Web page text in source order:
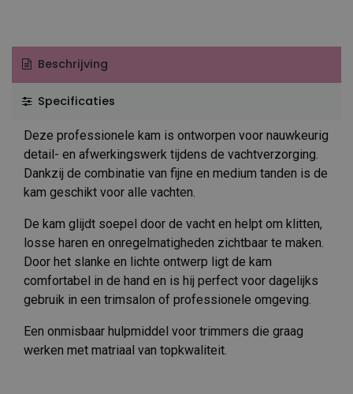
Beschrijving
Specificaties
Deze professionele kam is ontworpen voor nauwkeurig
detail- en afwerkingswerk tijdens de vachtverzorging.
Dankzij de combinatie van fijne en medium tanden is de
kam geschikt voor alle vachten.
De kam glijdt soepel door de vacht en helpt om klitten,
losse haren en onregelmatigheden zichtbaar te maken.
Door het slanke en lichte ontwerp ligt de kam
comfortabel in de hand en is hij perfect voor dagelijks
gebruik in een trimsalon of professionele omgeving.
Een onmisbaar hulpmiddel voor trimmers die graag
werken met matriaal van topkwaliteit.